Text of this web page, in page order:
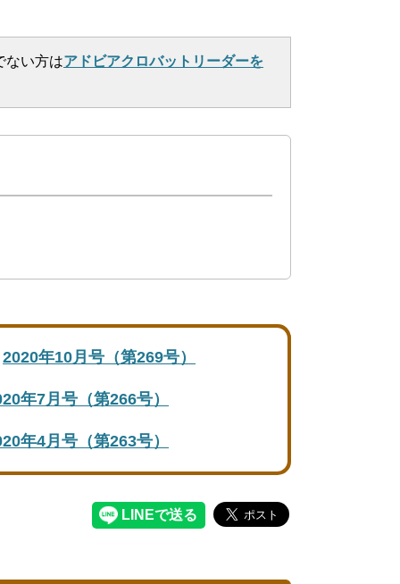
ない方はアドビアクロバットリーダーを
2020年10月号（第269号）
年7月号（第266号）
年4月号（第263号）